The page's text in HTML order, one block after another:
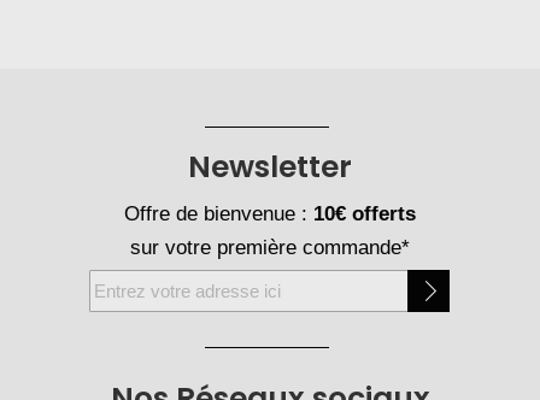
Newsletter
Offre de bienvenue : 10€ offerts
sur votre première commande*
Inscription
à